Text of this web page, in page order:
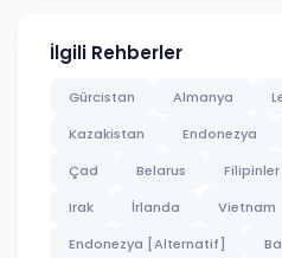
İlgili Rehberler
Gürcistan Almanya
Kazakistan
Endonezya
Çad
Belarus Filipinler
Irak
İrlanda
Vietnam
Endonezya [Alternatif]